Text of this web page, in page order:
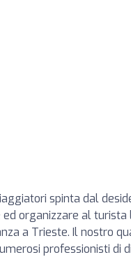
spinta dal
organizzare al
a Trieste. Il nostro
professionisti di